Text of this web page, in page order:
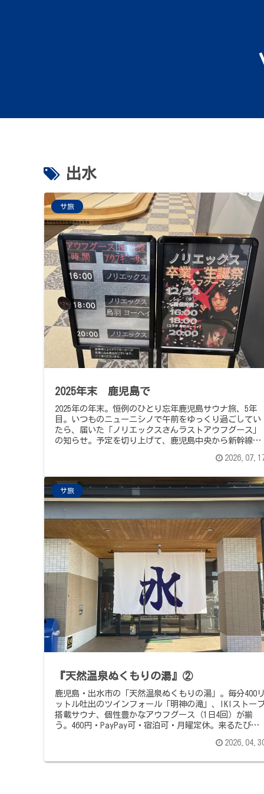
出水
サ旅
2025年末 鹿児島で
2025年の年末。恒例のひとり忘年鹿児島サウナ旅、5年
目。いつものニューニシノで午前をゆっくり過ごしてい
たら、届いた「ノリエックスさんラストアウフグース」
の知らせ。予定を切り上げて、鹿児島中央から新幹線で
った、ノリノリのタオルさばきと、大拍手。あの頃のみ
とつのアウフグースの、しずかな、お別れの記録です。
サ旅
『天然温泉ぬくもりの湯』②
鹿児島・出水市の「天然温泉ぬくもりの湯」。毎分400
ットル吐出のツインフォール「明神の滝」、IKIストー
搭載サウナ、個性豊かなアウフグース（1日4回）が揃
う。460円・PayPay可・宿泊可・月曜定休。来るたびに